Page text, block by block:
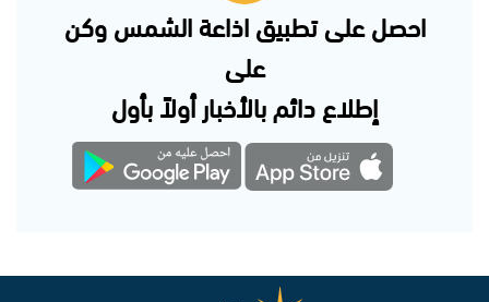
احصل على تطبيق اذاعة الشمس وكن
على
إطلاع دائم بالأخبار أولاً بأول